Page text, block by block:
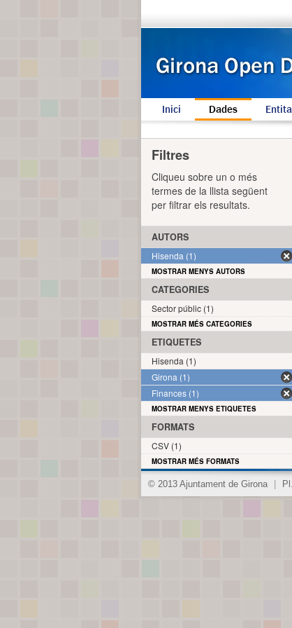
Inici Dades
Filtres
Cliqueu sobre un o més
termes de la llista següent
per filtrar els resultats.
AUTORS
Hisenda (1)
MOSTRAR MENYS AUTORS
CATEGORIES
Sector públic (1)
MOSTRAR MÉS CATEGORIES
ETIQUETES
Hisenda (1)
Girona (1)
Finances (1)
MOSTRAR MENYS ETIQUETES
FORMATS
CSV (1)
MOSTRAR MÉS FORMATS
© 2013 Ajuntament de Girona